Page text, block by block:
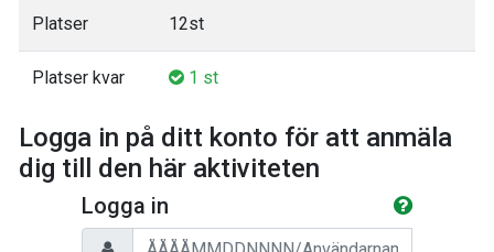
Platser 12st
Platser kvar 1 st
Logga in på ditt konto för att anmäla
dig till den här aktiviteten
Logga in
Personnummer/Användarnamn